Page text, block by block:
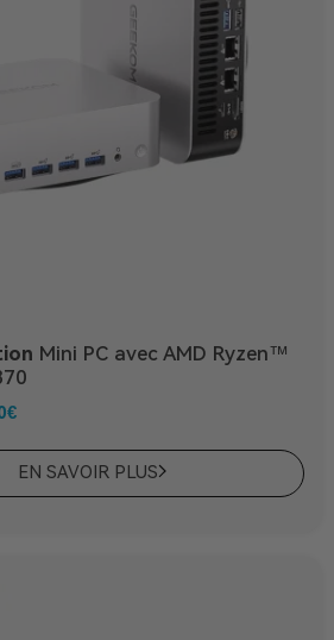
Mini PC avec AMD Ryzen™
€
EN SAVOIR PLUS